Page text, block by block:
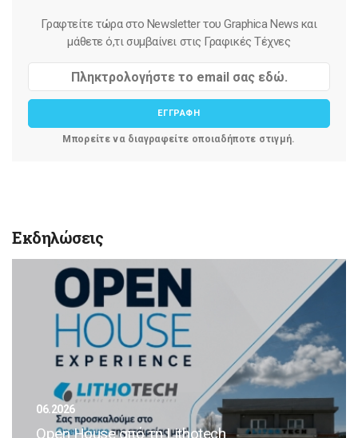
Γραφτείτε τώρα στο Newsletter του Graphica News και
μάθετε ό,τι συμβαίνει στις Γραφικές Τέχνες
ΕΓΓΡΑΦΗ
Μπορείτε να διαγραφείτε οποιαδήποτε στιγμή.
Εκδηλώσεις
06.2026
Open House από τη Lithotech